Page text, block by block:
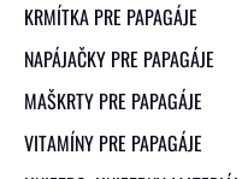
KRMÍTKA PRE PAPAGÁJE
NAPÁJAČKY PRE PAPAGÁJE
MAŠKRTY PRE PAPAGÁJE
VITAMÍNY PRE PAPAGÁJE